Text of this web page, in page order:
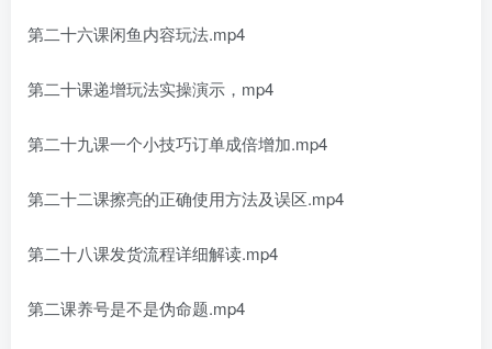
第二十六课闲鱼内容玩法.mp4
第二十课递增玩法实操演示，mp4
第二十九课一个小技巧订单成倍增加.mp4
第二十二课擦亮的正确使用方法及误区.mp4
第二十八课发货流程详细解读.mp4
第二课养号是不是伪命题.mp4